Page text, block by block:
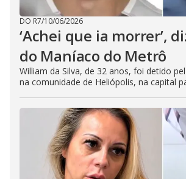
DO R7/10/06/2026
‘Achei que ia morrer’,
do Maníaco do Metrô
William da Silva, de 32 anos, foi detido
na comunidade de Heliópolis, na capital